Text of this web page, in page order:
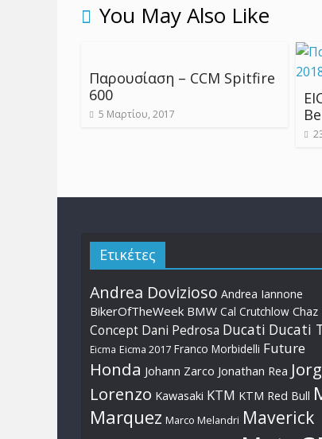
You May Also Like
Παρουσίαση – CCM Spitfire
600
5 Μαρτίου, 2017
Ετικέτες
Andrea Dovizioso Andrea Iannone
BikerOfTheWeek BMW Cal Crutchlow Chaz
Concept Dani Pedrosa Ducati Ducati
Eicma Eicma 2017 Franco Morbidelli Future
Honda Johann Zarco Jonathan Rea
Lorenzo Kawasaki KTM KTM Red Bull
Marquez Marco Melandri Maverick